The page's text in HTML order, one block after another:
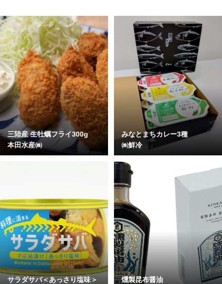
三陸産 生牡蠣フライ300g
本田水産㈱
みなとまちカレー3種
㈱鮮冷
サラダサバ＜あっさり塩味＞
燻製昆布醤油